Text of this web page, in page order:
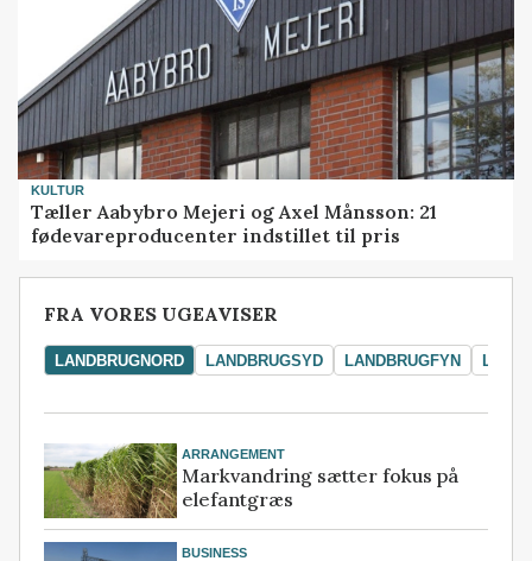
KULTUR
Tæller Aabybro Mejeri og Axel Månsson: 21
fødevareproducenter indstillet til pris
FRA VORES UGEAVISER
LANDBRUGNORD LANDBRUGSYD LANDBRUGFYN
ARRANGEMENT
Markvandring sætter fokus på
elefantgræs
BUSINESS